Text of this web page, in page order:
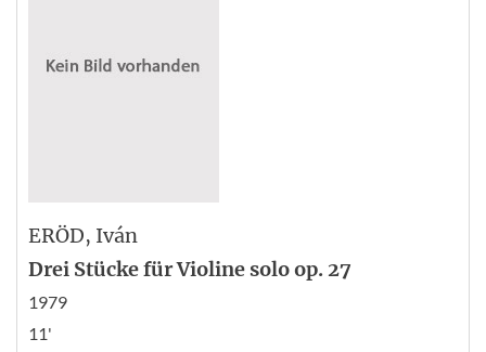
ERÖD, Iván
Drei Stücke für Violine solo op. 27
1979
11'